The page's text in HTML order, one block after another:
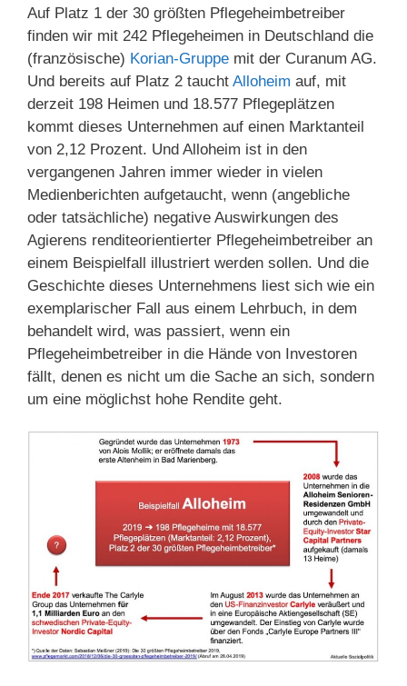
Auf Platz 1 der 30 größten Pflegeheimbetreiber
finden wir mit 242 Pflegeheimen in Deutschland die
(französische) Korian-Gruppe mit der Curanum AG.
Und bereits auf Platz 2 taucht Alloheim auf, mit
derzeit 198 Heimen und 18.577 Pflegeplätzen
kommt dieses Unternehmen auf einen Marktanteil
von 2,12 Prozent. Und Alloheim ist in den
vergangenen Jahren immer wieder in vielen
Medienberichten aufgetaucht, wenn (angebliche
oder tatsächliche) negative Auswirkungen des
Agierens renditeorientierter Pflegeheimbetreiber an
einem Beispielfall illustriert werden sollen. Und die
Geschichte dieses Unternehmens liest sich wie ein
exemplarischer Fall aus einem Lehrbuch, in dem
behandelt wird, was passiert, wenn ein
Pflegeheimbetreiber in die Hände von Investoren
fällt, denen es nicht um die Sache an sich, sondern
um eine möglichst hohe Rendite geht.